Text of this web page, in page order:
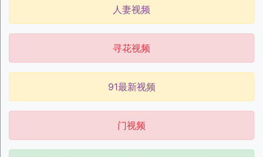
人妻视频
寻花视频
91最新视频
门视频